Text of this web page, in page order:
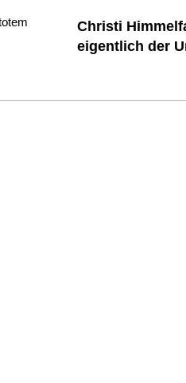
Christi
eigentlich der